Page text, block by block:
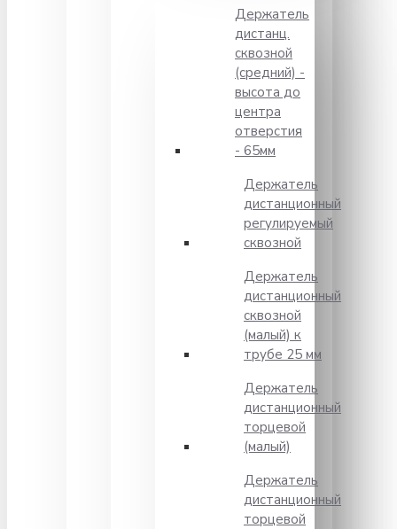
Держатель
дистанц.
сквозной
(средний) -
высота до
центра
отверстия
- 65мм
Держатель
дистанционный
регулируемый
сквозной
Держатель
дистанционный
сквозной
(малый) к
трубе 25 мм
Держатель
дистанционный
торцевой
(малый)
Держатель
дистанционный
торцевой